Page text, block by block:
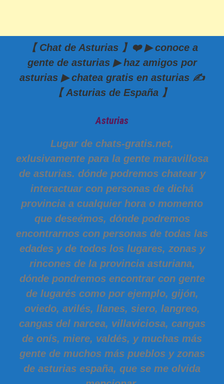
【 Chat de Asturias 】❤️ ▶ conoce a
gente de asturias ▶ haz amigos por
asturias ▶ chatea gratis en asturias ✍️
【 Asturias de España 】
Asturias
Lugar de chats-gratis.net,
exlusivamente para la gente maravillosa
de asturias. dónde podremos chatear y
interactuar con personas de dichá
provincia a cualquier hora o momento
que deseémos, dónde podremos
encontrarnos con personas de todas las
edades y de todos los lugares, zonas y
rincones de la provincia asturiana,
dónde pondremos encontrar con gente
de lugarés como por ejemplo, gijón,
oviedo, avilés, llanes, siero, langreo,
cangas del narcea, villaviciosa, cangas
de onís, miere, valdés, y muchas más
gente de muchos más pueblos y zonas
de asturias españa, que se me olvida